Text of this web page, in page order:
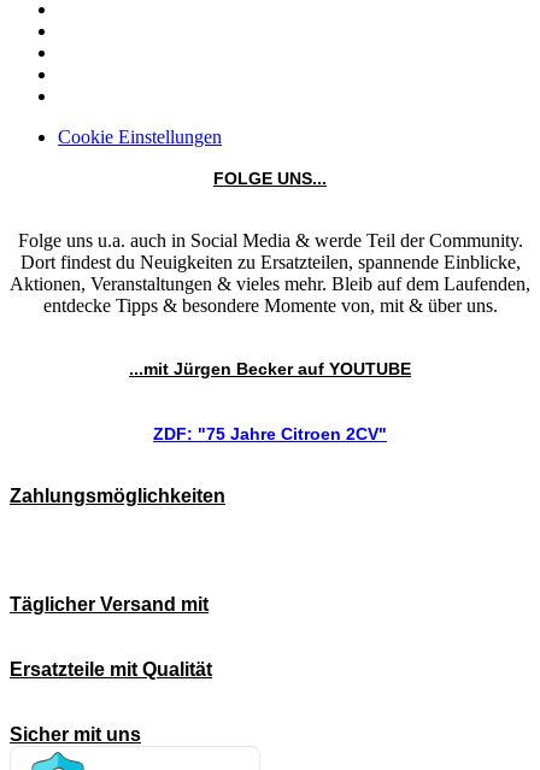
Cookie Einstellungen
FOLGE UNS...
Folge uns u.a. auch in Social Media & werde Teil der Community.
Dort findest du Neuigkeiten zu Ersatzteilen, spannende Einblicke,
Aktionen, Veranstaltungen & vieles mehr. Bleib auf dem Laufenden,
entdecke Tipps & besondere Momente von, mit & über uns.
...mit Jürgen Becker auf YOUTUBE
ZDF: "75 Jahre Citroen 2CV"
Zahlungsmöglichkeiten
Täglicher Versand mit
Ersatzteile mit Qualität
Sicher mit uns